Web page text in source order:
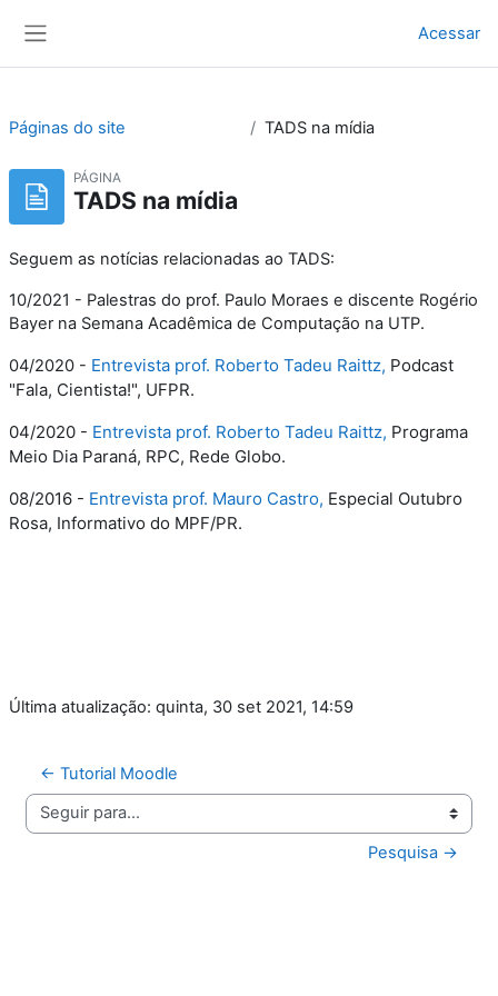
Acessar
Páginas do site TADS na mídia
PÁGINA
TADS na mídia
Seguem as notícias relacionadas ao TADS:
10/2021 - Palestras do prof. Paulo Moraes e discente Rogério
Bayer na Semana Acadêmica de Computação na UTP.
04/2020 - Entrevista prof. Roberto Tadeu Raittz, Podcast
"Fala, Cientista!", UFPR.
04/2020 - Entrevista prof. Roberto Tadeu Raittz, Programa
Meio Dia Paraná, RPC, Rede Globo.
08/2016 - Entrevista prof. Mauro Castro, Especial Outubro
Rosa, Informativo do MPF/PR.
Última atualização: quinta, 30 set 2021, 14:59
← Tutorial Moodle
Seguir para...
Pesquisa →